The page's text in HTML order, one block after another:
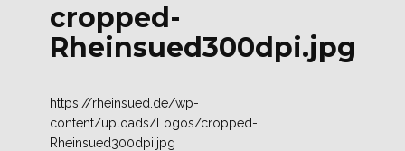
cropped-
Rheinsued300dpi.jpg
https://rheinsued.de/wp-
content/uploads/Logos/cropped-
Rheinsued300dpi.jpg